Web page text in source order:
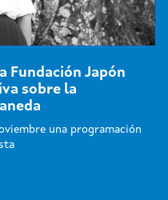
Fundación Japón
sobre la
una programación